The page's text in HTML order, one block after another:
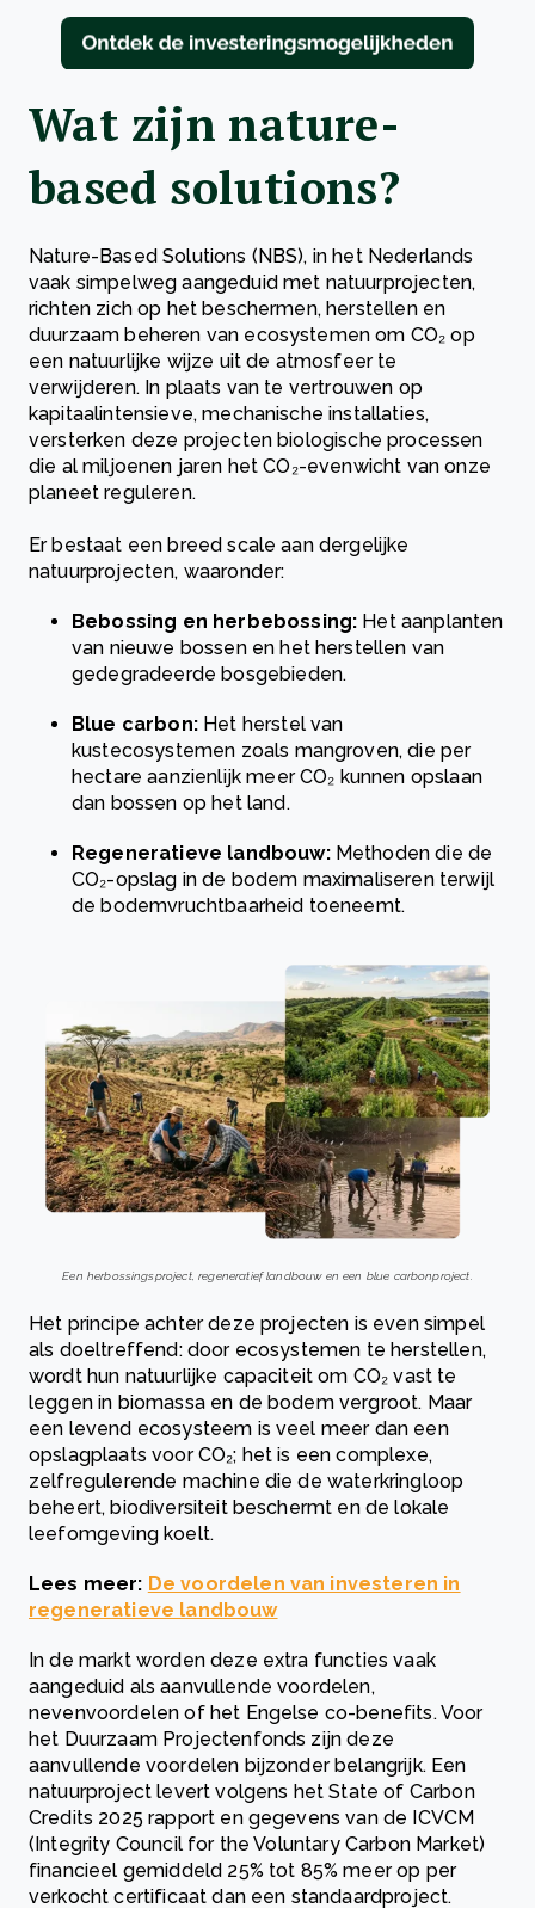
Wat zijn nature-
based solutions?
Nature-Based Solutions (NBS), in het Nederlands
vaak simpelweg aangeduid met natuurprojecten,
richten zich op het beschermen, herstellen en
duurzaam beheren van ecosystemen om CO₂ op
een natuurlijke wijze uit de atmosfeer te
verwijderen. In plaats van te vertrouwen op
kapitaalintensieve, mechanische installaties,
versterken deze projecten biologische processen
die al miljoenen jaren het CO₂-evenwicht van onze
planeet reguleren.
Er bestaat een breed scale aan dergelijke
natuurprojecten, waaronder:
Bebossing en herbebossing: Het aanplanten
van nieuwe bossen en het herstellen van
gedegradeerde bosgebieden.
Blue carbon:Het herstel van
kustecosystemen zoals mangroven, die per
hectare aanzienlijk meer CO₂ kunnen opslaan
dan bossen op het land.
Regeneratieve landbouw:Methoden die de
CO₂-opslag in de bodem maximaliseren terwijl
de bodemvruchtbaarheid toeneemt.
Een herbossingsproject, regeneratief landbouw en een blue carbonproject.
Het principe achter deze projecten is even simpel
als doeltreffend: door ecosystemen te herstellen,
wordt hun natuurlijke capaciteit om CO₂ vast te
leggen in biomassa en de bodem vergroot. Maar
een levend ecosysteem is veel meer dan een
opslagplaats voor CO₂; het is een complexe,
zelfregulerende machine die de waterkringloop
beheert, biodiversiteit beschermt en de lokale
leefomgeving koelt.
Lees meer: De voordelen van investeren in
regeneratieve landbouw
In de markt worden deze extra functies vaak
aangeduid als aanvullende voordelen,
nevenvoordelen of het Engelse co-benefits. Voor
het Duurzaam Projectenfonds zijn deze
aanvullende voordelen bijzonder belangrijk. Een
natuurproject levert volgens het State of Carbon
Credits 2025 rapport en gegevens van de ICVCM
(Integrity Council for the Voluntary Carbon Market)
financieel gemiddeld 25% tot 85% meer op per
verkocht certificaat dan een standaardproject.